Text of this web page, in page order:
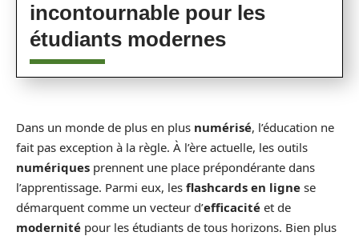
incontournable pour les
étudiants modernes
Dans un monde de plus en plus numérisé, l’éducation ne
fait pas exception à la règle. À l’ère actuelle, les outils
numériques prennent une place prépondérante dans
l’apprentissage. Parmi eux, les flashcards en ligne se
démarquent comme un vecteur d’efficacité et de
modernité pour les étudiants de tous horizons. Bien plus